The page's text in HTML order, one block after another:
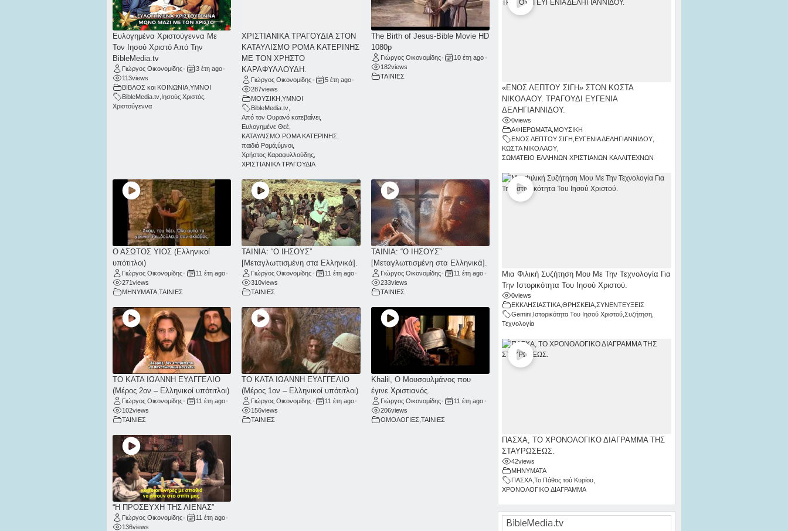
Ευλογημένα Χριστούγεννα Με
Τον Ιησού Χριστό Από Την
BibleMedia.tv
Γιώργος Οικονομίδης• 3 έτη ago•
113views
ΒΙΒΛΟΣ και ΚΟΙΝΩΝΙΑ ΥΜΝΟΙ
BibleMedia.tv Ιησούς Χριστός
Χριστούγεννα
ΧΡΙΣΤΙΑΝΙΚΑ ΤΡΑΓΟΥΔΙΑ ΣΤΟΝ
ΚΑΤΑΥΛΙΣΜΟ ΡΟΜΑ ΚΑΤΕΡΙΝΗΣ
ΜΕ ΤΟΝ ΧΡΗΣΤΟ
ΚΑΡΑΦΥΛΛΟΥΔΗ.
Γιώργος Οικονομίδης • 5 έτη ago•
287views
ΜΟΥΣΙΚΗ ,ΥΜΝΟΙ
BibleMedia.tv
Από τον Ουρανό κατεβαίνει
Ευλογημένε Θεέ
ΚΑΤΑΥΛΙΣΜΟ ΡΟΜΑ ΚΑΤΕΡΙΝΗΣ
παιδιά Ρομά ,ύμνοι
Χρήστος Καραφυλλούδης
ΧΡΙΣΤΙΑΝΙΚΑ ΤΡΑΓΟΥΔΙΑ
The Birth of Jesus-Bible Movie HD
1080p
Γιώργος Οικονομίδης• 10 έτη ago •
182views
ΤΑΙΝΙΕΣ
Ο ΑΣΩΤΟΣ ΥΙΟΣ (Ελληνικοί
υπότιτλοι)
Γιώργος Οικονομίδης• 11 έτη ago•
271views
ΜΗΝΥΜΑΤΑ ΤΑΙΝΙΕΣ
ΤΑΙΝΙΑ: “Ο ΙΗΣΟΥΣ”
[Μεταγλωττισμένη στα Ελληνικά].
Γιώργος Οικονομίδης • 11 έτη ago•
310views
ΤΑΙΝΙΕΣ
ΤΑΙΝΙΑ: “Ο ΙΗΣΟΥΣ”
[Μεταγλωττισμένη στα Ελληνικά].
Γιώργος Οικονομίδης• 11 έτη ago •
233views
ΤΑΙΝΙΕΣ
ΤΟ ΚΑΤΑ ΙΩΑΝΝΗ ΕΥΑΓΓΕΛΙΟ
(Μέρος 2ον – Ελληνικοί υπότιτλοι)
Γιώργος Οικονομίδης• 11 έτη ago•
102views
ΤΑΙΝΙΕΣ
ΤΟ ΚΑΤΑ ΙΩΑΝΝΗ ΕΥΑΓΓΕΛΙΟ
(Μέρος 1ον – Ελληνικοί υπότιτλοι)
Γιώργος Οικονομίδης • 11 έτη ago•
156views
ΤΑΙΝΙΕΣ
Khalil, Ο Μουσουλμάνος που
έγινε Χριστιανός.
Γιώργος Οικονομίδης• 11 έτη ago •
206views
ΟΜΟΛΟΓΙΕΣ ΤΑΙΝΙΕΣ
“Η ΠΡΟΣΕΥΧΗ ΤΗΣ ΛΙΕΝΑΣ”
Γιώργος Οικονομίδης• 11 έτη ago•
136views
«ΕΝΟΣ ΛΕΠΤΟΥ ΣΙΓΗ» ΣΤΟΝ ΚΩΣΤΑ
ΝΙΚΟΛΑΟΥ. ΤΡΑΓΟΥΔΙ ΕΥΓΕΝΙΑ
ΔΕΛΗΓΙΑΝΝΙΔΟΥ.
0views
ΑΦΙΕΡΩΜΑΤΑ, ΜΟΥΣΙΚΗ
ΕΝΟΣ ΛΕΠΤΟΥ ΣΙΓΗ ΕΥΓΕΝΙΑ ΔΕΛΗΓΙΑΝΝΙΔΟΥ,
ΚΩΣΤΑ ΝΙΚΟΛΑΟΥ,
ΣΩΜΑΤΕΙΟ ΕΛΛΗΝΩΝ ΧΡΙΣΤΙΑΝΩΝ ΚΑΛΛΙΤΕΧΝΩΝ
Μια Φιλική Συζήτηση Μου Με Την Τεχνολογία Για
Την Ιστορικότητα Του Ιησού Χριστού.
0views
ΕΚΚΛΗΣΙΑΣΤΙΚΑ, ΘΡΗΣΚΕΙΑ, ΣΥΝΕΝΤΕΥΞΕΙΣ
Gemini, Ιστορικότητα Του Ιησού Χριστού, Συζήτηση,
Τεχνολογία
ΠΑΣΧΑ, ΤΟ ΧΡΟΝΟΛΟΓΙΚΟ ΔΙΑΓΡΑΜΜΑ ΤΗΣ
ΣΤΑΥΡΩΣΕΩΣ.
42views
ΜΗΝΥΜΑΤΑ
ΠΑΣΧΑ, Το Πάθος τού Κυρίου,
ΧΡΟΝΟΛΟΓΙΚΟ ΔΙΑΓΡΑΜΜΑ
BibleMedia.tv